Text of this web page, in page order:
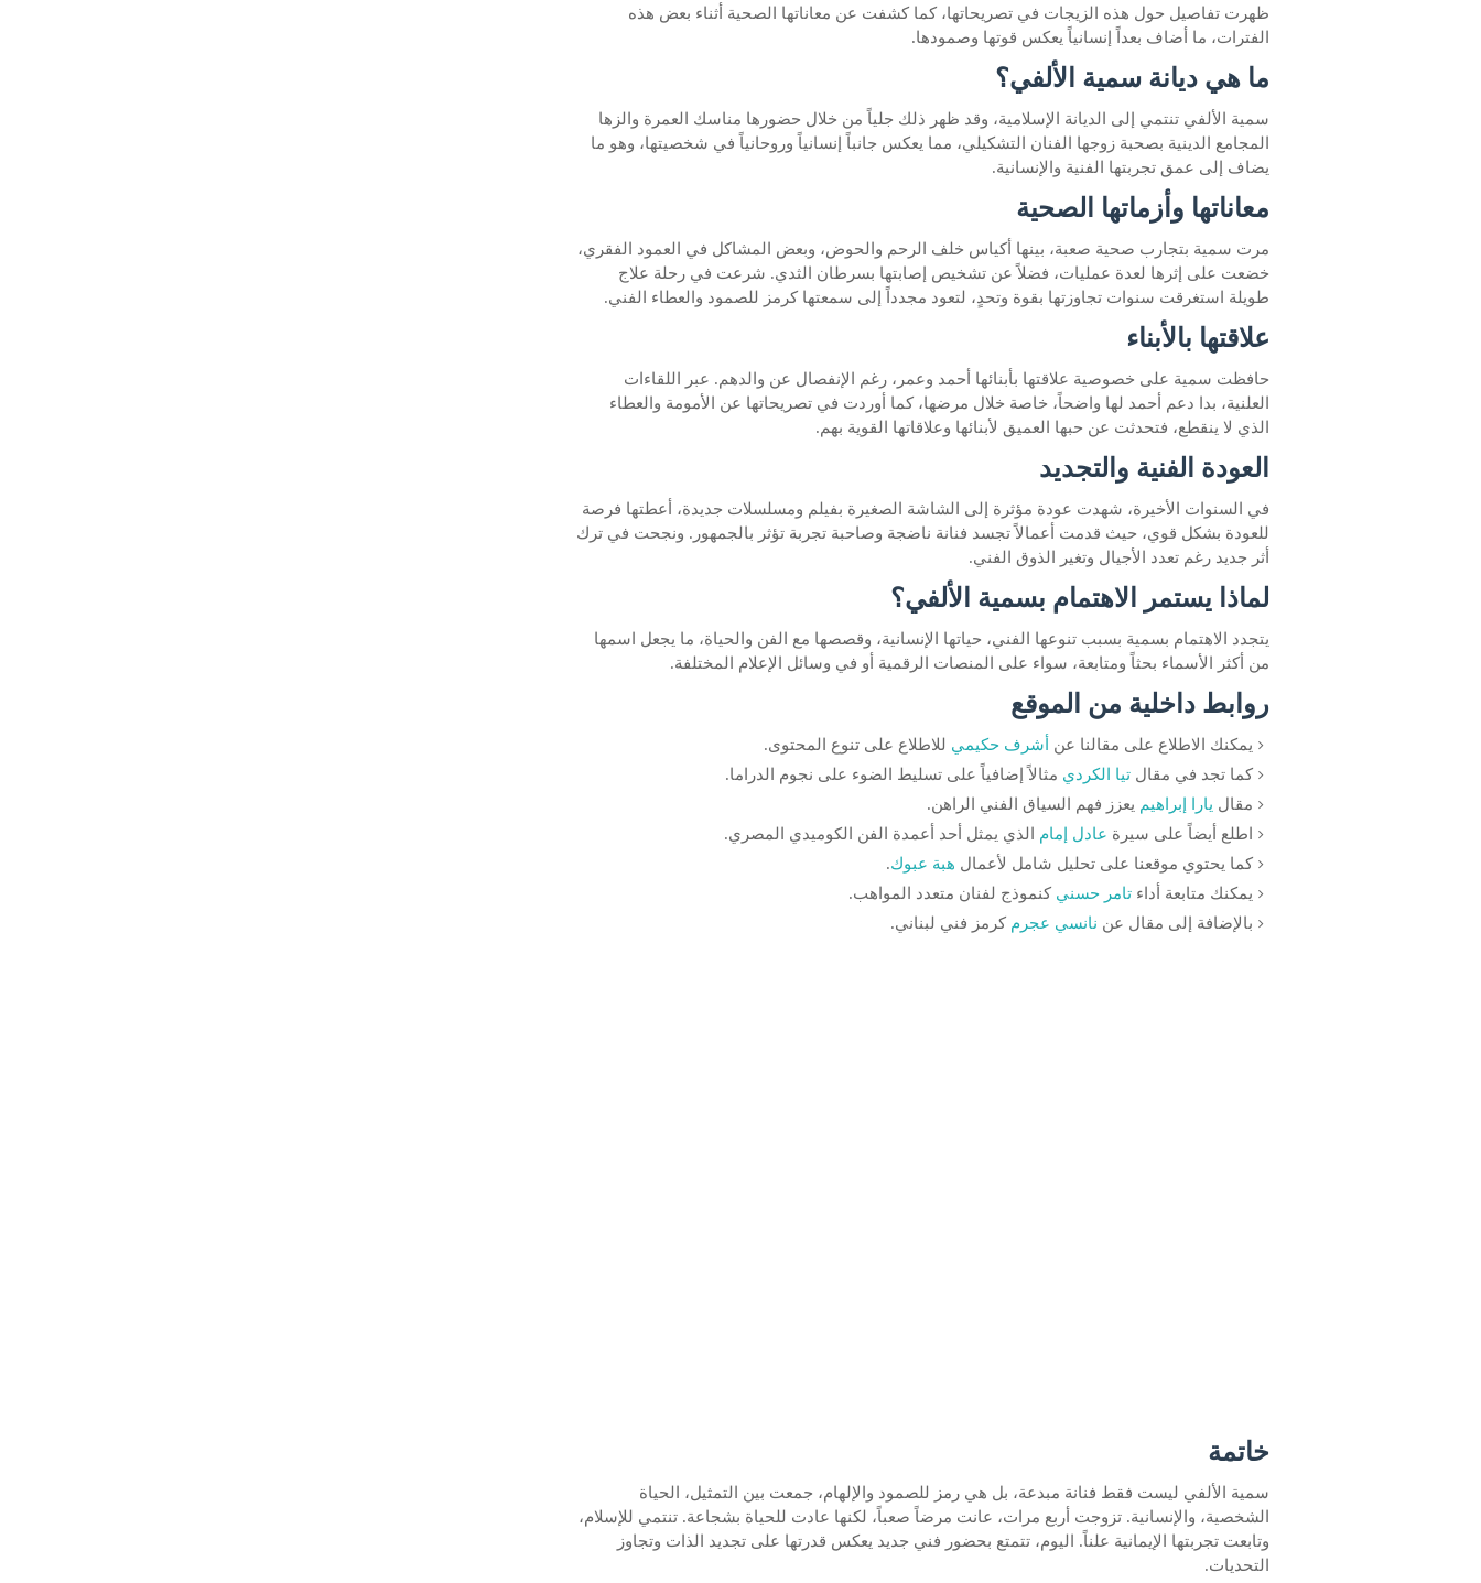
ظهرت تفاصيل حول هذه الزيجات في تصريحاتها، كما كشفت عن معاناتها الصحية أثناء بعض هذه
الفترات، ما أضاف بعداً إنسانياً يعكس قوتها وصمودها.
ما هي ديانة سمية الألفي؟
سمية الألفي تنتمي إلى الديانة الإسلامية، وقد ظهر ذلك جلياً من خلال حضورها مناسك العمرة والزها
المجامع الدينية بصحبة زوجها الفنان التشكيلي، مما يعكس جانباً إنسانياً وروحانياً في شخصيتها، وهو ما
يضاف إلى عمق تجربتها الفنية والإنسانية.
معاناتها وأزماتها الصحية
مرت سمية بتجارب صحية صعبة، بينها أكياس خلف الرحم والحوض، وبعض المشاكل في العمود الفقري،
خضعت على إثرها لعدة عمليات، فضلاً عن تشخيص إصابتها بسرطان الثدي. شرعت في رحلة علاج
طويلة استغرقت سنوات تجاوزتها بقوة وتحدٍ، لتعود مجدداً إلى سمعتها كرمز للصمود والعطاء الفني.
علاقتها بالأبناء
حافظت سمية على خصوصية علاقتها بأبنائها أحمد وعمر، رغم الإنفصال عن والدهم. عبر اللقاءات
العلنية، بدا دعم أحمد لها واضحاً، خاصة خلال مرضها، كما أوردت في تصريحاتها عن الأمومة والعطاء
الذي لا ينقطع، فتحدثت عن حبها العميق لأبنائها وعلاقاتها القوية بهم.
العودة الفنية والتجديد
في السنوات الأخيرة، شهدت عودة مؤثرة إلى الشاشة الصغيرة بفيلم ومسلسلات جديدة، أعطتها فرصة
للعودة بشكل قوي، حيث قدمت أعمالاً تجسد فنانة ناضجة وصاحبة تجربة تؤثر بالجمهور. ونجحت في ترك
أثر جديد رغم تعدد الأجيال وتغير الذوق الفني.
لماذا يستمر الاهتمام بسمية الألفي؟
يتجدد الاهتمام بسمية بسبب تنوعها الفني، حياتها الإنسانية، وقصصها مع الفن والحياة، ما يجعل اسمها
من أكثر الأسماء بحثاً ومتابعة، سواء على المنصات الرقمية أو في وسائل الإعلام المختلفة.
روابط داخلية من الموقع
يمكنك الاطلاع على مقالنا عن أشرف حكيمي للاطلاع على تنوع المحتوى.
كما تجد في مقال تيا الكردي مثالاً إضافياً على تسليط الضوء على نجوم الدراما.
مقال يارا إبراهيم يعزز فهم السياق الفني الراهن.
اطلع أيضاً على سيرة عادل إمام الذي يمثل أحد أعمدة الفن الكوميدي المصري.
كما يحتوي موقعنا على تحليل شامل لأعمال هبة عبوك.
يمكنك متابعة أداء تامر حسني كنموذج لفنان متعدد المواهب.
بالإضافة إلى مقال عن نانسي عجرم كرمز فني لبناني.
خاتمة
سمية الألفي ليست فقط فنانة مبدعة، بل هي رمز للصمود والإلهام، جمعت بين التمثيل، الحياة
الشخصية، والإنسانية. تزوجت أربع مرات، عانت مرضاً صعباً، لكنها عادت للحياة بشجاعة. تنتمي للإسلام،
وتابعت تجربتها الإيمانية علناً. اليوم، تتمتع بحضور فني جديد يعكس قدرتها على تجديد الذات وتجاوز
التحديات.